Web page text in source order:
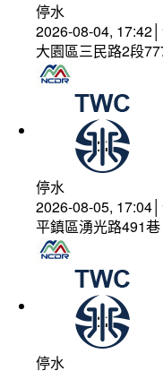
停水
2026-08-04,
大園區三民路2段
停水
2026-08-05,
平鎮區湧光路491
停水